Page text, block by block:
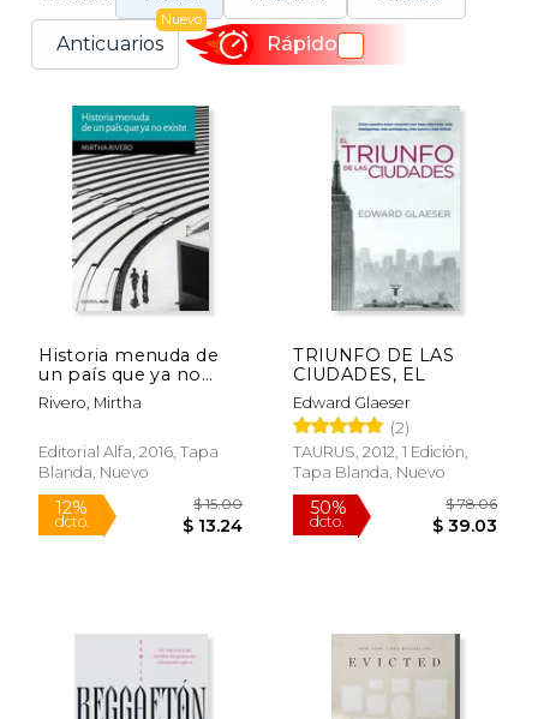
Anticuarios
Nuevo
Rápido
Historia menuda de
un país que ya no
existe
Rivero, Mirtha
Editorial Alfa, 2016, Tapa
Blanda, Nuevo
TRIUNFO DE LAS
CIUDADES, EL
Edward Glaeser
(2)
TAURUS, 2012, 1 Edición,
Tapa Blanda, Nuevo
50%
dcto.